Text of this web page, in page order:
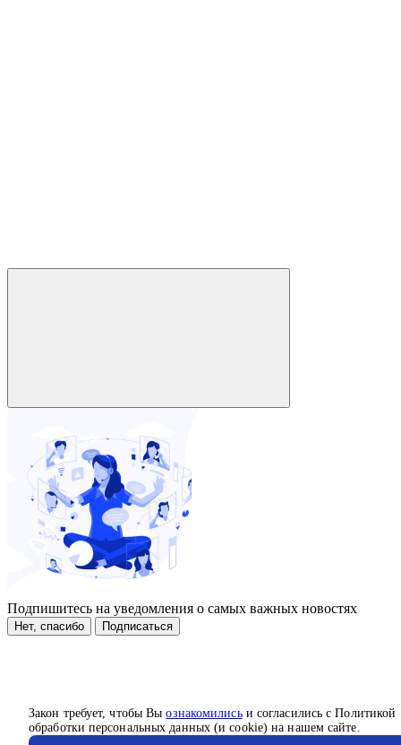
Закон требует, чтобы Выознакомилисьи согласились с Политикой
обработки персональных данных (и cookie) на нашем сайте.
Подпишитесь на уведомления о самых важных новостях
Нет, спасибо Подписаться